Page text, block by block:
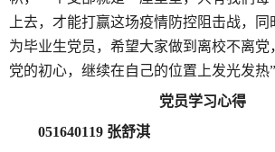
上去，才能打赢这场疫情防控阻击战，
为毕业生党员，希望大家做到离校不离党
党的初心，继续在自己的位置上发光发热”
党员学习心得
051640119 张舒淇